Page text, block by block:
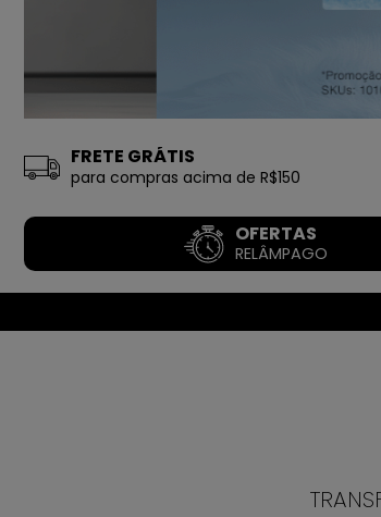
FRETE GRÁTIS
para compras acima de R$150
OFERTAS
RELÂMPAGO